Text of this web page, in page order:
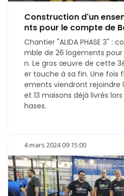
Construction d'un
nts pour le compte de
Chantier "ALIDA PHASE 3" :
mble de 26 logements
n. Le gros œuvre de cette
er touche à sa fin. Une fois
ements viendront rejoindre
et 13 maisons déjà livrés
hases.
4 mars 2024 09:15:00